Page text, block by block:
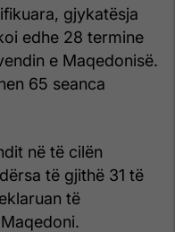
gjykatësja
edhe 28 termine
e Maqedonisë.
65 seanca
në të cilën
të gjithë 31 të
të